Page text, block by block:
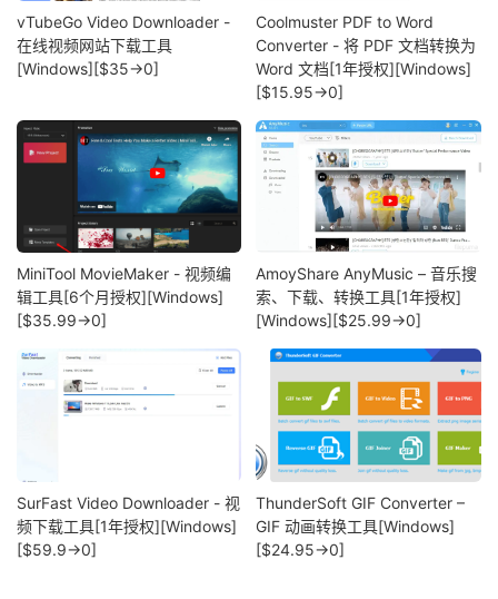
vTubeGo Video Downloader -
在线视频网站下载工具
[Windows][$35→0]
Coolmuster PDF to Word
Converter - 将 PDF 文档转换为
Word 文档[1年授权][Windows]
[$15.95→0]
MiniTool MovieMaker - 视频编
辑工具[6个月授权][Windows]
[$35.99→0]
AmoyShare AnyMusic – 音乐搜
索、下载、转换工具[1年授权]
[Windows][$25.99→0]
SurFast Video Downloader - 视
频下载工具[1年授权][Windows]
[$59.9→0]
ThunderSoft GIF Converter –
GIF 动画转换工具[Windows]
[$24.95→0]